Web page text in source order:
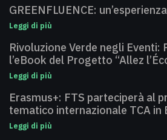
GREENFLUENCE:
Leggi di più
Rivoluzione Verde negli Eventi:
l’eBook del Progetto “Allez
Leggi di più
Erasmus+: FTS parteciperà al
tematico internazionale TCA in
Leggi di più